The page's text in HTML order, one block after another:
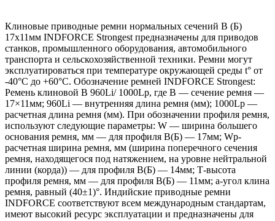
Клиновые приводные ремни нормальных сечений B (Б)
17х11мм INDFORCE Strongest предназначены для приводов
станков, промышленного оборудования, автомобильного
транспорта и сельскохозяйственной техники. Ремни могут
эксплуатироваться при температуре окружающей среды t° от
-40°С до +60°С. Обозначение ремней INDFORCE Strongest:
Ремень клиновой B 960Li/ 1000Lp, где B — сечение ремня —
17×11мм; 960Li — внутренняя длина ремня (мм); 1000Lp —
расчетная длина ремня (мм). При обозначении профиля ремня,
используют следующие параметры: W — ширина большего
основания ремня, мм — для профиля B(Б) — 17мм; Wp-
расчетная ширина ремня, мм (ширина поперечного сечения
ремня, находящегося под натяжением, на уровне нейтральной
линии (корда)) — для профиля B(Б) — 14мм; Т-высота
профиля ремня, мм — для профиля B(Б) — 11мм; a-угол клина
ремня, равный (40±1)°. Индийские приводные ремни
INDFORCE соответствуют всем международным стандартам,
имеют высокий ресурс эксплуатации и предназначены для